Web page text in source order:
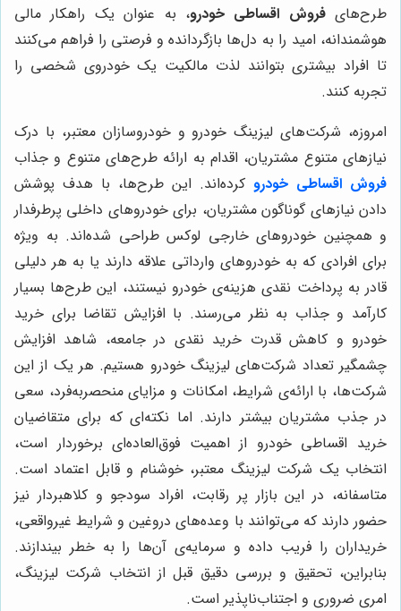
طرح‌هایفروش اقساطی خودرو، به عنوان یک راهکار مالی
هوشمندانه، امید را به دل‌ها بازگردانده و فرصتی را فراهم می‌کنند
تا افراد بیشتری بتوانند لذت مالکیت یک خودروی شخصی را
تجربه کنند.
امروزه، شرکت‌های لیزینگ خودرو و خودروسازان معتبر، با درک
نیازهای متنوع مشتریان، اقدام به ارائه طرح‌های متنوع و جذاب
فروش اقساطی خودرو کرده‌اند. این طرح‌ها، با هدف پوشش
دادن نیازهای گوناگون مشتریان، برای خودروهای داخلی پرطرفدار
و همچنین خودروهای خارجی لوکس طراحی شده‌اند. به ویژه
برای افرادی که به خودروهای وارداتی علاقه دارند یا به هر دلیلی
قادر به پرداخت نقدی هزینه‌ی خودرو نیستند، این طرح‌ها بسیار
کارآمد و جذاب به نظر می‌رسند. با افزایش تقاضا برای خرید
خودرو و کاهش قدرت خرید نقدی در جامعه، شاهد افزایش
چشمگیر تعداد شرکت‌های لیزینگ خودرو هستیم. هر یک از این
شرکت‌ها، با ارائه‌ی شرایط، امکانات و مزایای منحصربه‌فرد، سعی
در جذب مشتریان بیشتر دارند. اما نکته‌ای که برای متقاضیان
خرید اقساطی خودرو از اهمیت فوق‌العاده‌ای برخوردار است،
انتخاب یک شرکت لیزینگ معتبر، خوشنام و قابل اعتماد است.
متاسفانه، در این بازار پر رقابت، افراد سودجو و کلاهبردار نیز
حضور دارند که می‌توانند با وعده‌های دروغین و شرایط غیرواقعی،
خریداران را فریب داده و سرمایه‌ی آن‌ها را به خطر بیندازند.
بنابراین، تحقیق و بررسی دقیق قبل از انتخاب شرکت لیزینگ،
امری ضروری و اجتناب‌ناپذیر است.